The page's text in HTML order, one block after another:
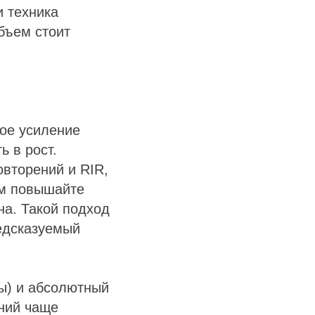
техника
стоит
усиление
в рост.
и RIR,
повышайте
Такой подход
и абсолютный
чаще